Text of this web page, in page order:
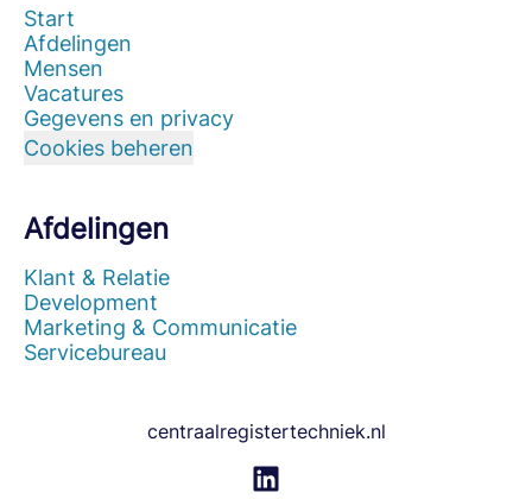
Start
Afdelingen
Mensen
Vacatures
Gegevens en privacy
Cookies beheren
Afdelingen
Klant & Relatie
Development
Marketing & Communicatie
Servicebureau
centraalregistertechniek.nl